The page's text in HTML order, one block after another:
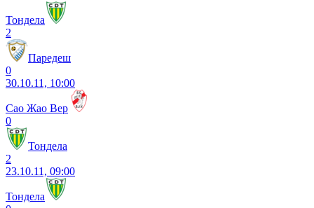
Тондела
2
Паредеш
0
30.10.11, 10:00
Сао Жао Вер
0
Тондела
2
23.10.11, 09:00
Тондела